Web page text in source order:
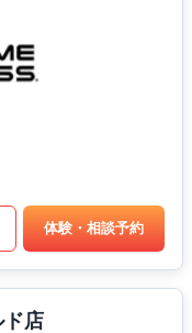
体験・相談予約
ド店